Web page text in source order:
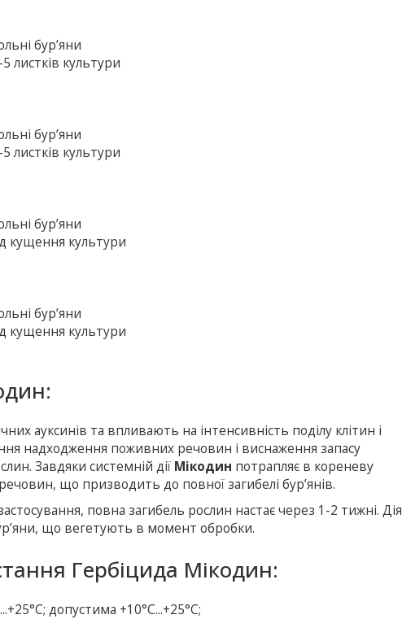
бур’яни
листків культури
бур’яни
листків культури
бур’яни
кущення культури
бур’яни
кущення культури
ауксинів та впливають на інтенсивність поділу клітин і
надходження поживних речовин і виснаження запасу
Завдяки системній дії Мікодин потрапляє в кореневу
що призводить до повної загибелі бур’янів.
повна загибель рослин настає через 1-2 тижні. Дія
що вегетують в момент обробки.
Гербіцида Мікодин:
допустима +10°С...+25°С;